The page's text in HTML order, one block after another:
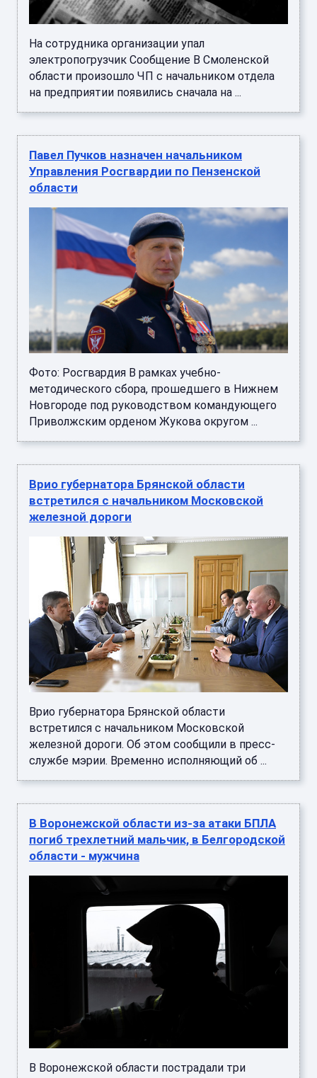
На сотрудника организации упал
электропогрузчик Сообщение В Смоленской
области произошло ЧП с начальником отдела
на предприятии появились сначала на ...
Павел Пучков назначен начальником
Управления Росгвардии по Пензенской
области
Фото: Росгвардия В рамках учебно-
методического сбора, прошедшего в Нижнем
Новгороде под руководством командующего
Приволжским орденом Жукова округом ...
Врио губернатора Брянской области
встретился с начальником Московской
железной дороги
Врио губернатора Брянской области
встретился с начальником Московской
железной дороги. Об этом сообщили в пресс-
службе мэрии. Временно исполняющий об ...
В Воронежской области из-за атаки БПЛА
погиб трехлетний мальчик, в Белгородской
области - мужчина
В Воронежской области пострадали три